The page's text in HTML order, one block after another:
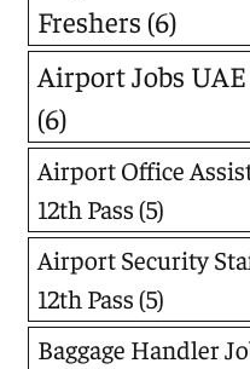
Freshers (6)
Airport Jobs
(6)
Airport Office
12th Pass(5)
Airport Security
12th Pass(5)
Baggage Handler